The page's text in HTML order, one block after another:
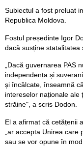
Subiectul a fost preluat
Republica Moldova.
Fostul președinte Igor
dacă susține statalitatea
„Dacă guvernarea PAS
independența și
și încălcate, înseamnă
intereselor naționale ale
străine", a scris Dodon.
El a afirmat că cetățenii
„ar accepta Unirea
sau se vor opune în mod